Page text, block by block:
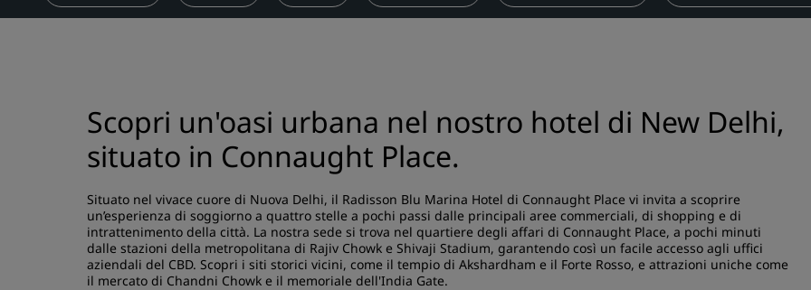
Scopri un'oasi urbana nel nostro hotel di New Delhi,
situato in Connaught Place.
Situato nel vivace cuore di Nuova Delhi, il Radisson Blu Marina Hotel di Connaught Place vi invita a scoprire
un’esperienza di soggiorno a quattro stelle a pochi passi dalle principali aree commerciali, di shopping e di
intrattenimento della città. La nostra sede si trova nel quartiere degli affari di Connaught Place, a pochi minuti
dalle stazioni della metropolitana di Rajiv Chowk e Shivaji Stadium, garantendo così un facile accesso agli uffici
aziendali del CBD. Scopri i siti storici vicini, come il tempio di Akshardham e il Forte Rosso, e attrazioni uniche come
il mercato di Chandni Chowk e il memoriale dell'India Gate.